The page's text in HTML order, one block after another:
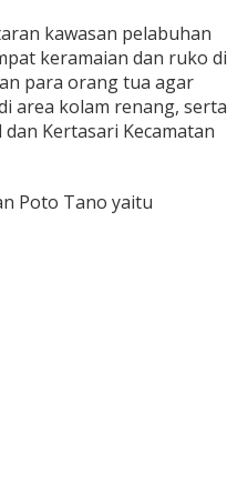
kawasan pelabuhan
keramaian dan ruko di
para orang tua agar
area kolam renang, serta
Kertasari Kecamatan
Poto Tano yaitu